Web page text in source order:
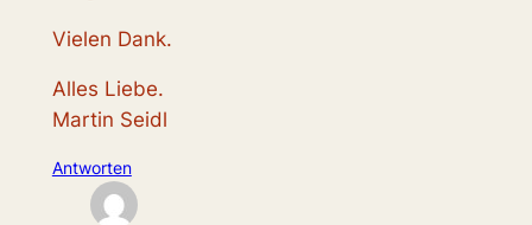
Vielen Dank.
Alles Liebe.
Martin Seidl
Antworten